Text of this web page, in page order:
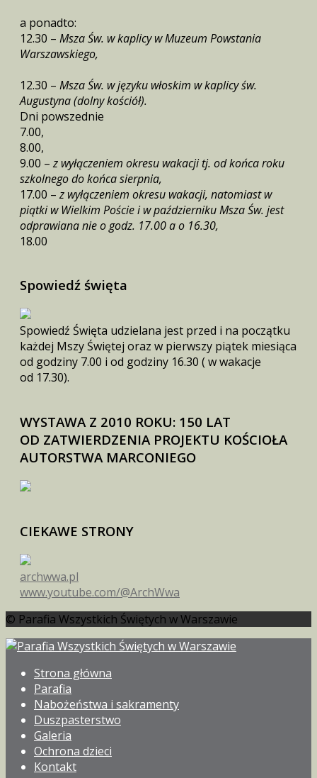
a ponadto:
12.30 – Msza Św. w kaplicy w Muzeum Powstania
Warszawskiego,
12.30 – Msza Św. w języku włoskim w kaplicy św.
Augustyna (dolny kościół).
Dni powszednie
7.00,
8.00,
9.00 –z wyłączeniem okresu wakacji tj. od końca roku
szkolnego do końca sierpnia,
17.00 –z wyłączeniem okresu wakacji, natomiast w
piątki w Wielkim Poście i w październiku Msza Św. jest
odprawiana nie o godz. 17.00 a o 16.30,
18.00
Spowiedź święta
Spowiedź Święta udzielana jest przed i na początku
każdej Mszy Świętej oraz w pierwszy piątek miesiąca
od godziny 7.00 i od godziny 16.30 ( w wakacje
od 17.30).
WYSTAWA Z 2010 ROKU: 150 LAT
OD ZATWIERDZENIA PROJEKTU KOŚCIOŁA
AUTORSTWA MARCONIEGO
CIEKAWE STRONY
archwwa.pl
www.youtube.com/@ArchWwa
© Parafia Wszystkich Świętych w Warszawie
Strona główna
Parafia
Nabożeństwa i sakramenty
Duszpasterstwo
Galeria
Ochrona dzieci
Kontakt